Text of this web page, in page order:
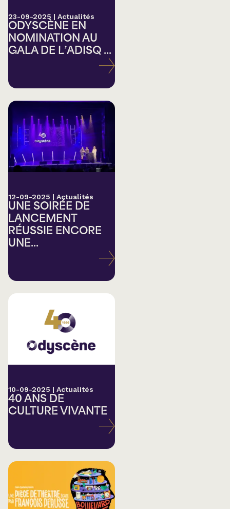
23-09-2025 | Actualités
ODYSCÈNE EN
NOMINATION AU
GALA DE L’ADISQ ...
12-09-2025 | Actualités
UNE SOIRÉE DE
LANCEMENT
RÉUSSIE ENCORE
UNE...
10-09-2025 | Actualités
40 ANS DE
CULTURE VIVANTE